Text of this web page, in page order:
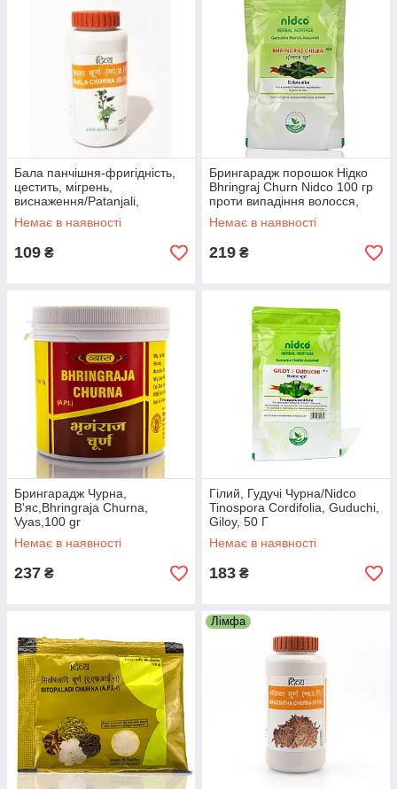
Бала панчішня-фригідність,
цестить, мігрень,
виснаження/Patanjali,
Bala/100 g
Немає в наявності
109 ₴
Брингарадж порошок Нідко
Bhringraj Churn Nidco 100 гр
проти випадіння волосся,
для росту та зміцнення
Немає в наявності
219 ₴
Брингарадж Чурна,
В'яс,Bhringraja Churna,
Vyas,100 gr
Немає в наявності
237 ₴
Гілий, Гудучі Чурна/Nidco
Tinospora Cordifolia, Guduchi,
Giloy, 50 Г
Немає в наявності
183 ₴
Лімфа